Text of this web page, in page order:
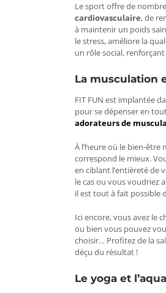
Le sport offre de
cardiovasculaire, de
à maintenir un poids
le stress, améliore la
un rôle social,
La musculation
FIT FUN est implantée
pour se dépenser en
adorateurs de
À l’heure où le bien-
correspond le mieux.
en ciblant l’entièreté de
le cas ou vous voudriez
il est tout à fait possible
Ici encore, vous avez le
ou bien vous pouvez
choisir… Profitez de la
déçu du résultat !
Le yoga et